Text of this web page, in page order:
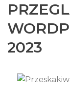
2023